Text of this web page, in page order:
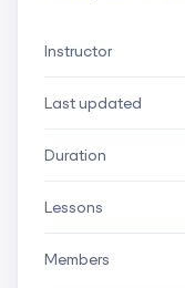
Instructor
Last updated
Duration
Lessons
Members